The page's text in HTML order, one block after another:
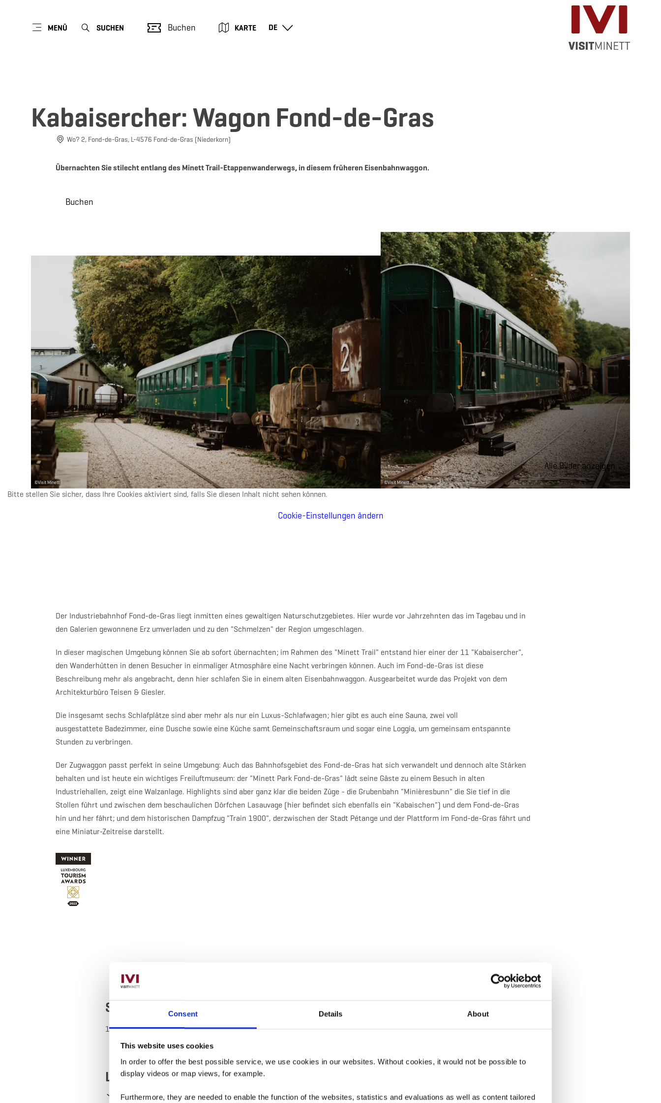
Consent Details About
This website uses cookies
In order to offer the best possible service, we use cookies in our websites. Without cookies, it would not be possible to
display videos or map views, for example.
Furthermore, they are needed to enable the function of the websites, statistics and evaluations as well as content tailored
MENÜ SUCHEN Buchen KARTE DE
Kabaisercher: Wagon Fond-de-Gras
Wo? 2, Fond-de-Gras, L-4576 Fond-de-Gras (Niederkorn)
Übernachten Sie stilecht entlang des Minett Trail-Etappenwanderwegs, in diesem früheren Eisenbahnwaggon.
Buchen
©Visit Minett ©Visit Minett
Alle Bilder anzeigen
Bitte stellen Sie sicher, dass Ihre Cookies aktiviert sind, falls Sie diesen Inhalt nicht sehen können.
Cookie-Einstellungen ändern
Der Industriebahnhof Fond-de-Gras liegt inmitten eines gewaltigen Naturschutzgebietes. Hier wurde vor Jahrzehnten das im Tagebau und in
den Galerien gewonnene Erz umverladen und zu den "Schmelzen" der Region umgeschlagen.
In dieser magischen Umgebung können Sie ab sofort übernachten; im Rahmen des "Minett Trail" entstand hier einer der 11 "Kabaisercher",
den Wanderhütten in denen Besucher in einmaliger Atmosphäre eine Nacht verbringen können. Auch im Fond-de-Gras ist diese
Beschreibung mehr als angebracht, denn hier schlafen Sie in einem alten Eisenbahnwaggon. Ausgearbeitet wurde das Projekt von dem
Architekturbüro Teisen & Giesler.
Die insgesamt sechs Schlafplätze sind aber mehr als nur ein Luxus-Schlafwagen; hier gibt es auch eine Sauna, zwei voll
ausgestattete Badezimmer, eine Dusche sowie eine Küche samt Gemeinschaftsraum und sogar eine Loggia, um gemeinsam entspannte
Stunden zu verbringen.
Der Zugwaggon passt perfekt in seine Umgebung: Auch das Bahnhofsgebiet des Fond-de-Gras hat sich verwandelt und dennoch alte Stärken
behalten und ist heute ein wichtiges Freiluftmuseum: der "Minett Park Fond-de-Gras" lädt seine Gäste zu einem Besuch in alten
Industriehallen, zeigt eine Walzanlage. Highlights sind aber ganz klar die beiden Züge - die Grubenbahn "Minièresbunn" die Sie tief in die
Stollen führt und zwischen dem beschaulichen Dörfchen Lasauvage (hier befindet sich ebenfalls ein "Kabaischen") und dem Fond-de-Gras
hin und her fährt; und dem historischen Dampfzug "Train 1900", derzwischen der Stadt Pétange und der Plattform im Fond-de-Gras fährt und
eine Miniatur-Zeitreise darstellt.
Saison
1.1. - 31.12.
Leistungen
Parking : gratis WiFi Heizen inklusive Strom inklusive Reinigung der Unterkunft inklusive